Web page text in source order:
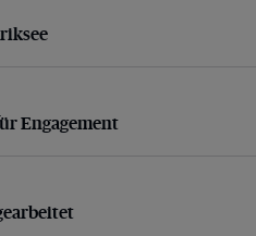
Engagement
Engagement